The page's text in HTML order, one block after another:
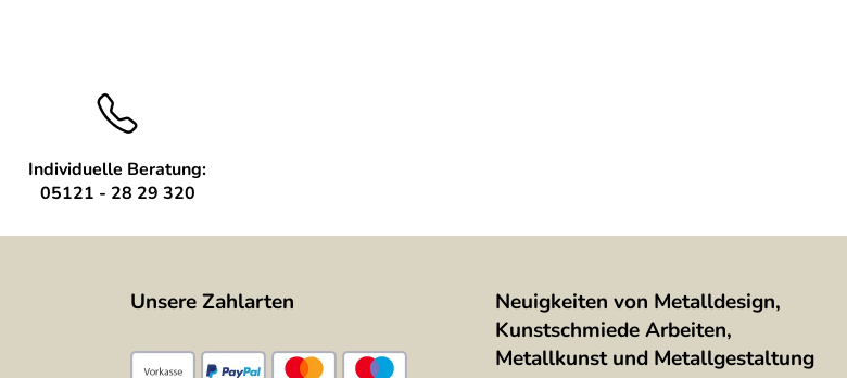
Individuelle Beratung:
05121 - 28 29 320
Unsere Zahlarten
Neuigkeiten von Metalldesign,
Kunstschmiede Arbeiten,
Metallkunst und Metallgestaltung